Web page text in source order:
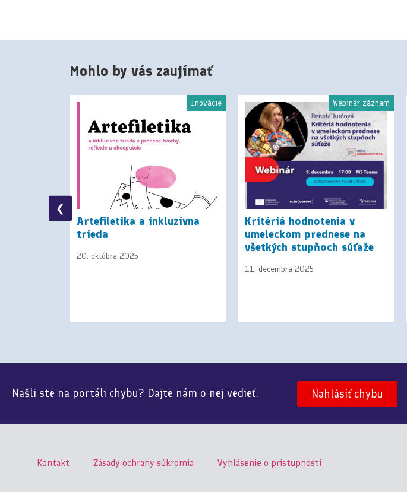
Mohlo by vás zaujímať
❮
Inovácie
Artefiletika a inkluzívna
trieda
20. októbra 2025
Webinár záznam
Kritériá hodnotenia v
umeleckom prednese na
všetkých stupňoch súťaže
11. decembra 2025
Našli ste na portáli chybu? Dajte nám o nej vedieť. Nahlásiť chybu
Kontakt Zásady ochrany súkromia Vyhlásenie o prístupnosti